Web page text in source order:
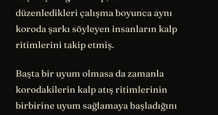
düzenledikleri çalışma boyunca aynı
koroda şarkı söyleyen insanların kalp
ritimlerini takip etmiş.
Başta bir uyum olmasa da zamanla
korodakilerin kalp atış ritimlerinin
birbirine uyum sağlamaya başladığını